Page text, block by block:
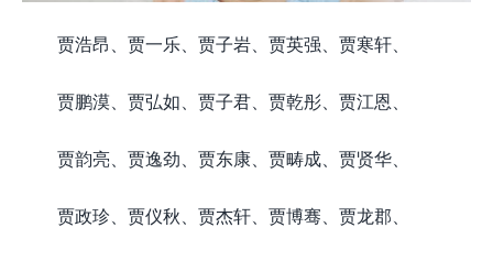
贾浩昂、贾一乐、贾子岩、贾英强、贾寒轩、
贾鹏漠、贾弘如、贾子君、贾乾彤、贾江恩、
贾韵亮、贾逸劲、贾东康、贾畴成、贾贤华、
贾政珍、贾仪秋、贾杰轩、贾博骞、贾龙郡、